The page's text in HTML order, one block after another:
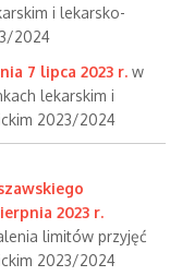
i lekarsko-
2024
7 lipca 2023 r. w
lekarskim i
2023/2024
2023 r.
limitów przyjęć
2023/2024